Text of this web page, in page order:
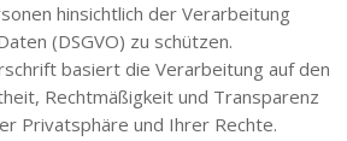
hinsichtlich der Verarbeitung
(DSGVO) zu schützen.
basiert die Verarbeitung auf den
Rechtmäßigkeit und Transparenz
Privatsphäre und Ihrer Rechte.